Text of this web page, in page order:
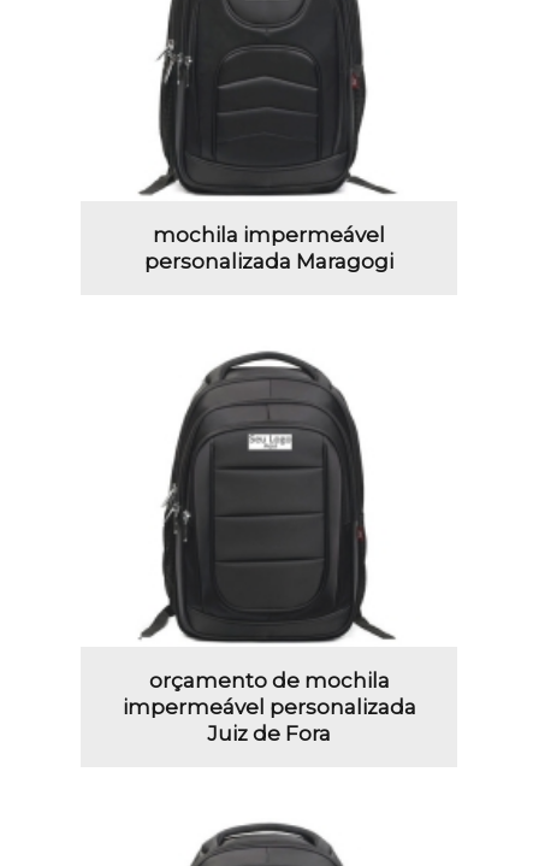
mochila impermeável
personalizada Maragogi
orçamento de mochila
impermeável personalizada
Juiz de Fora